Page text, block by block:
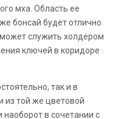
мха. Область ее
бонсай будет отлично
служить холдером
ключей в коридоре
так и в
из той же цветовой
в сочетании с